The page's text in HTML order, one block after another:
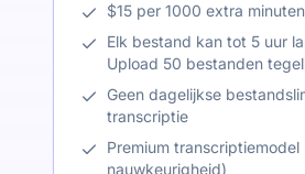
$15 per 1000 extra minuten
Elk bestand kan tot 5 uur
Upload 50 bestanden
Geen dagelijkse
transcriptie
Premium transcriptiemodel
nauwkeurigheid)